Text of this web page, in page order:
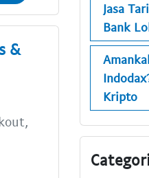
&
Jasa
Bank
Kripto